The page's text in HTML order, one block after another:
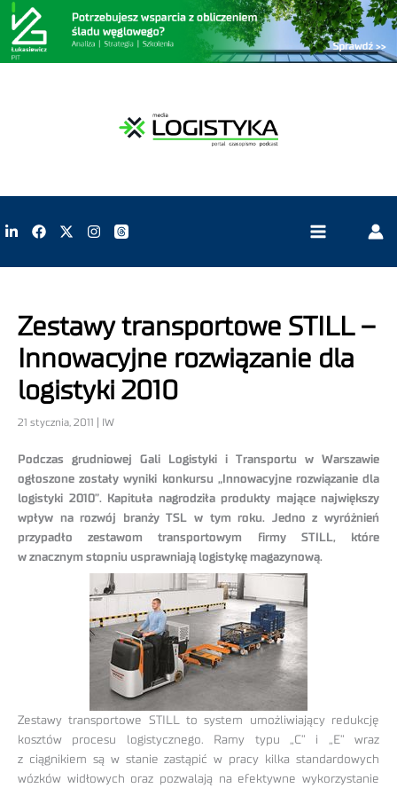
Zestawy transportowe STILL –
Innowacyjne rozwiązanie dla
logistyki 2010
21 stycznia, 2011 | IW
Podczas grudniowej Gali Logistyki i Transportu w Warszawie
ogłoszone zostały wyniki konkursu „Innowacyjne rozwiązanie dla
logistyki 2010”. Kapituła nagrodziła produkty mające największy
wpływ na rozwój branży TSL w tym roku. Jedno z wyróżnień
przypadło zestawom transportowym firmy STILL, które
w znacznym stopniu usprawniają logistykę magazynową.
Zestawy transportowe STILL to system umożliwiający redukcję
kosztów procesu logistycznego. Ramy typu „C” i „E” wraz
z ciągnikiem są w stanie zastąpić w pracy kilka standardowych
wózków widłowych oraz pozwalają na efektywne wykorzystanie